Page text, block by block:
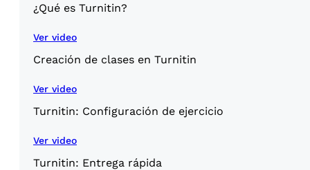
¿Qué es Turnitin?
Ver video
Creación de clases en Turnitin
Ver video
Turnitin: Configuración de ejercicio
Ver video
Turnitin: Entrega rápida